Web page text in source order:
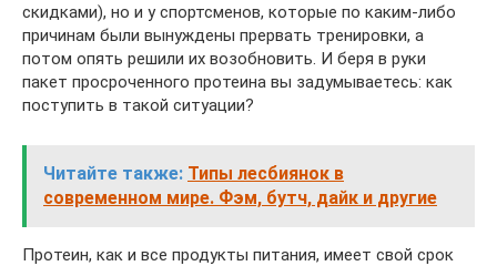
скидками), но и у спортсменов, которые по каким-либо
причинам были вынуждены прервать тренировки, а
потом опять решили их возобновить. И беря в руки
пакет просроченного протеина вы задумываетесь: как
поступить в такой ситуации?
Читайте также: Типы лесбиянок в
современном мире. Фэм, бутч, дайк и другие
Протеин, как и все продукты питания, имеет свой срок